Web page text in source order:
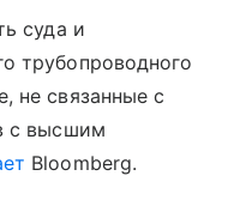
суда и
трубопроводного
не связанные с
с высшим
Bloomberg.